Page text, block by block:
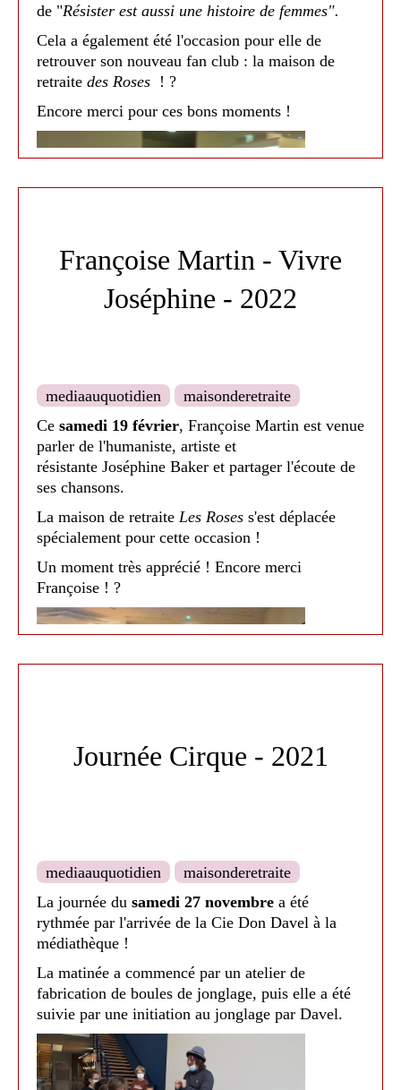
En dehors des classes : les EHPAD, ALAE/ALSH
l'Acaciassont venus participer aux ateliers de
poterie de l'association
Barbotte et Chamottine
de scrapbooking avec Jennifer Clauzade où
titres français pour leur plus grand plaisir.
Reliantainsi que les jeux en bois prêtés par la
Médiathèque départementale 31 et l'association
Des Jeux du Chananas .
Un grand merci à Anne Jonas, à Martine du
CRILJ
et à Sacha de la librairie, sans qui cette
journée n'aurait pu avoir lieu ! ?
de "Résister est aussi une histoire de femmes".
Cela a également été l'occasion pour elle de
retrouver son nouveau fan club : la maison de
retraite des Roses ! ?
Encore merci pour ces bons moments !
Médiathèque de Nailloux - 2022
Françoise Martin - Vivre
Joséphine - 2022
mediaauquotidien
maisonderetraite
Ce samedi 19 février, Françoise Martin est venue
parler de l'humaniste, artiste et
résistante Joséphine Baker et partager l'écoute de
ses chansons.
La maison de retraite Les Roses s'est déplacée
spécialement pour cette occasion !
Un moment très apprécié ! Encore merci
Françoise ! ?
Journée Cirque - 2021
mediaauquotidien
maisonderetraite
La journée du samedi 27 novembre a été
rythmée par l'arrivée de la Cie Don Davel à la
médiathèque !
La matinée a commencé par un atelier de
fabrication de boules de jonglage, puis elle a été
suivie par une initiation au jonglage par Davel.